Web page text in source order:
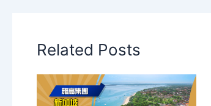
Related Posts